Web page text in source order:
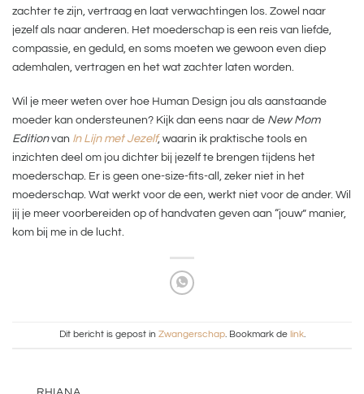
zachter te zijn, vertraag en laat verwachtingen los. Zowel naar
jezelf als naar anderen. Het moederschap is een reis van liefde,
compassie, en geduld, en soms moeten we gewoon even diep
ademhalen, vertragen en het wat zachter laten worden.
Wil je meer weten over hoe Human Design jou als aanstaande
moeder kan ondersteunen? Kijk dan eens naar de New Mom
Editionvan In Lijn met Jezelf, waarin ik praktische tools en
inzichten deel om jou dichter bij jezelf te brengen tijdens het
moederschap. Er is geen one-size-fits-all, zeker niet in het
moederschap. Wat werkt voor de een, werkt niet voor de ander. Wil
jij je meer voorbereiden op of handvaten geven aan “jouw” manier,
kom bij me in de lucht.
Dit bericht is gepost in Zwangerschap. Bookmark de link.